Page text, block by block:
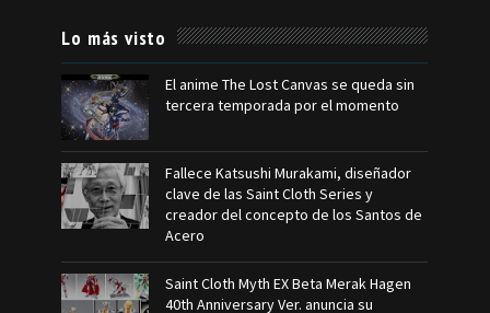
Lo más visto
El anime The Lost Canvas se queda sin
tercera temporada por el momento
Fallece Katsushi Murakami, diseñador
clave de las Saint Cloth Series y
creador del concepto de los Santos de
Acero
Saint Cloth Myth EX Beta Merak Hagen
40th Anniversary Ver. anuncia su